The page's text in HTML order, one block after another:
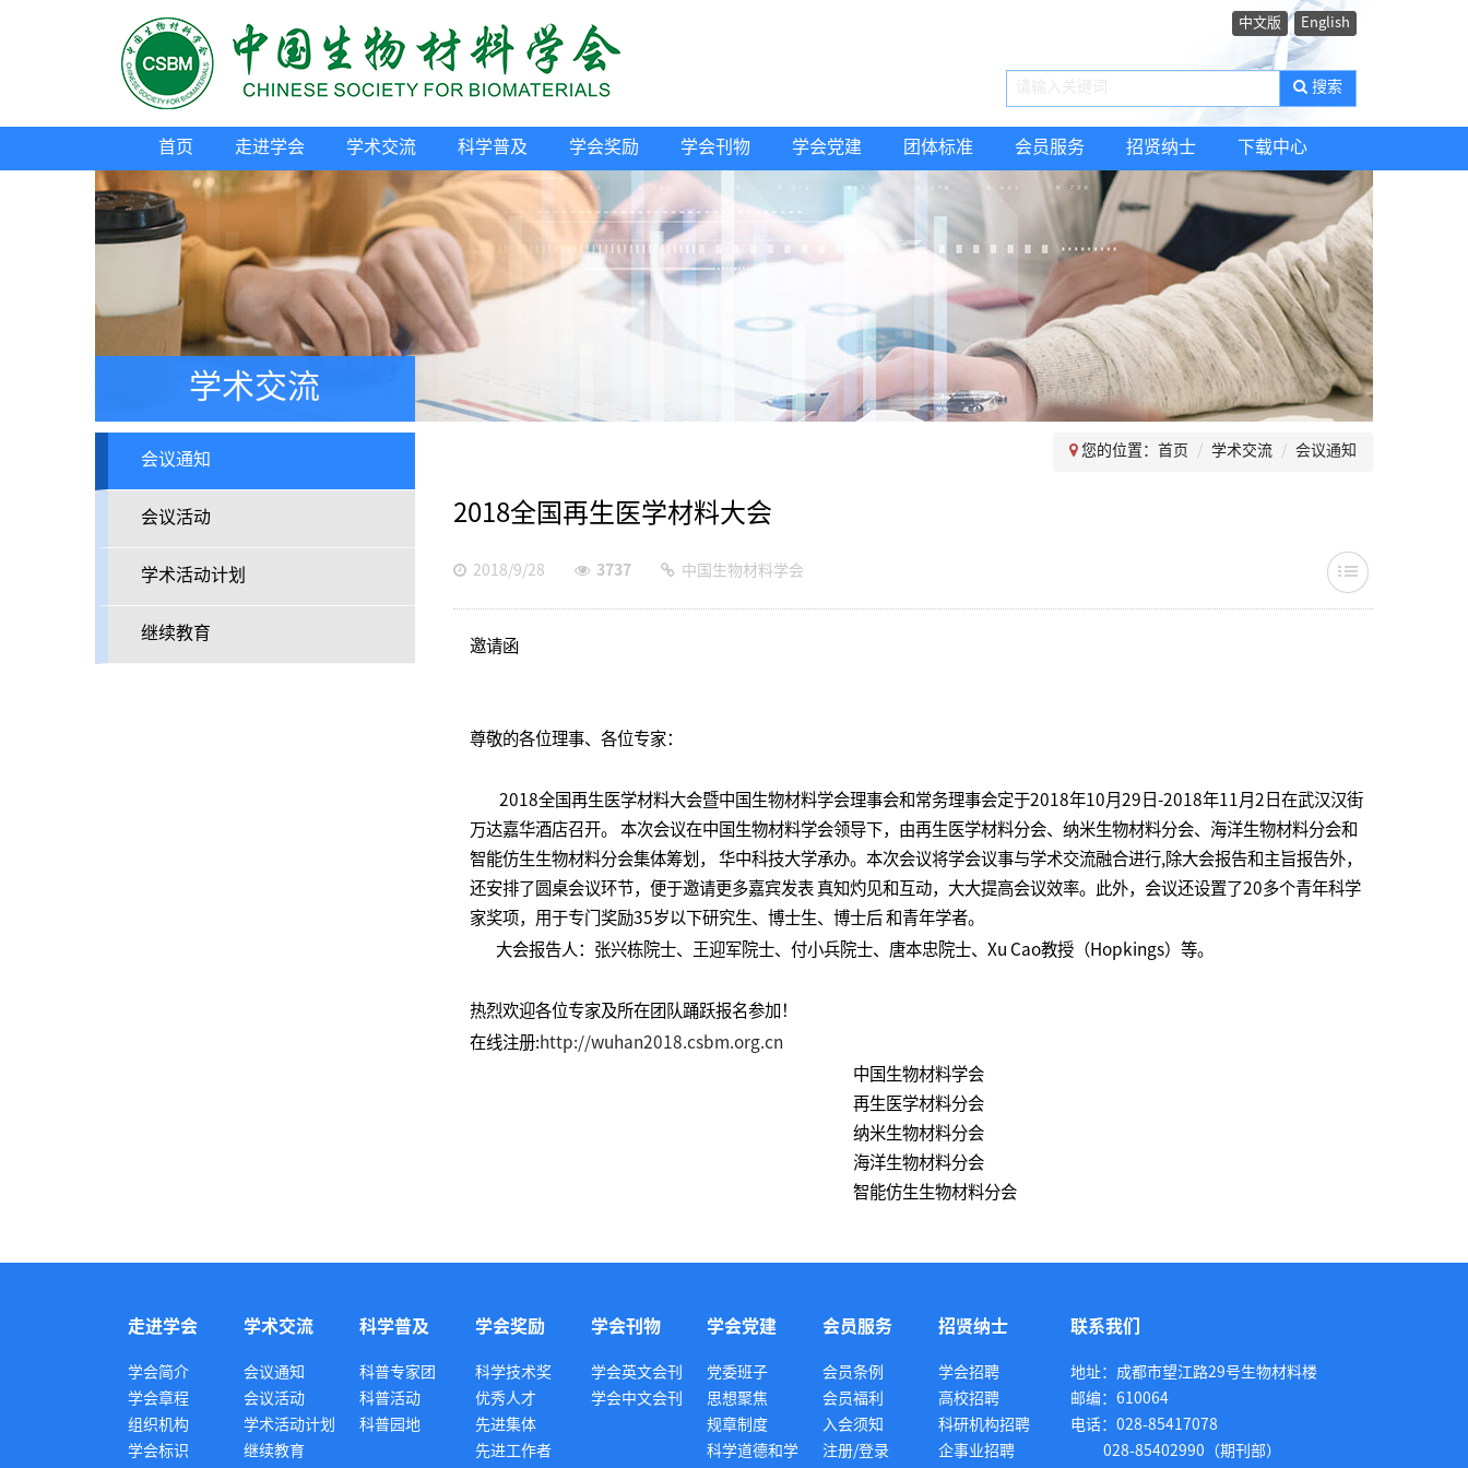
中文版 English
搜索
首页 走进学会 学术交流 科学普及 学会奖励 学会刊物 学会党建 团体标准 会员服务 招贤纳士 下载中心
学术交流
会议通知
会议活动
学术活动计划
继续教育
您的位置： 首页 学术交流 会议通知
2018全国再生医学材料大会
2018/9/28 3737 中国生物材料学会
邀请函
尊敬的各位理事、各位专家：
2018全国再生医学材料大会暨中国生物材料学会理事会和常务理事会定于2018年10月29日-2018年11月2日在武汉汉街
万达嘉华酒店召开。 本次会议在中国生物材料学会领导下，由再生医学材料分会、纳米生物材料分会、海洋生物材料分会和
智能仿生生物材料分会集体筹划， 华中科技大学承办。本次会议将学会议事与学术交流融合进行,除大会报告和主旨报告外，
还安排了圆桌会议环节，便于邀请更多嘉宾发表 真知灼见和互动，大大提高会议效率。此外，会议还设置了20多个青年科学
家奖项，用于专门奖励35岁以下研究生、博士生、博士后 和青年学者。
大会报告人：张兴栋院士、王迎军院士、付小兵院士、唐本忠院士、Xu Cao教授（Hopkings）等。
热烈欢迎各位专家及所在团队踊跃报名参加！
在线注册:http://wuhan2018.csbm.org.cn
中国生物材料学会
再生医学材料分会
纳米生物材料分会
海洋生物材料分会
智能仿生生物材料分会
走进学会
学会简介
学会章程
组织机构
学会标识
学术交流
会议通知
会议活动
学术活动计划
继续教育
科学普及
科普专家团
科普活动
科普园地
学会奖励
科学技术奖
优秀人才
先进集体
先进工作者
学会刊物
学会英文会刊
学会中文会刊
学会党建
党委班子
思想聚焦
规章制度
科学道德和学
会员服务
会员条例
会员福利
入会须知
注册/登录
招贤纳士
学会招聘
高校招聘
科研机构招聘
企事业招聘
联系我们
地址：成都市望江路29号生物材料楼
邮编：610064
电话：028-85417078
028-85402990（期刊部）